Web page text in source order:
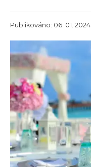
Publikováno: 06. 01. 2024